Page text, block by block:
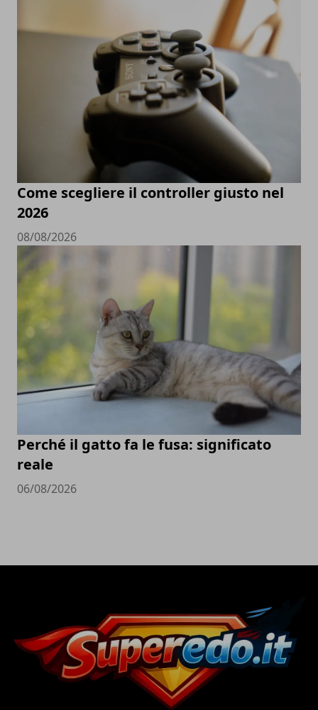
Come scegliere il controller giusto nel
2026
08/08/2026
Perché il gatto fa le fusa: significato
reale
06/08/2026